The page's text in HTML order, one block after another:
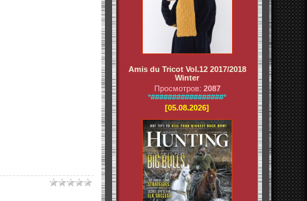
Amis du Tricot Vol.12 2017/2018
Winter
Просмотров: 2087
*#################*
[05.08.2026]